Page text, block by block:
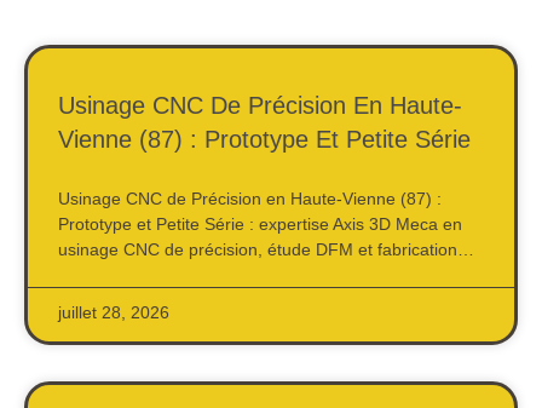
Usinage CNC De Précision En Haute-
Vienne (87) : Prototype Et Petite Série
Usinage CNC de Précision en Haute-Vienne (87) :
Prototype et Petite Série : expertise Axis 3D Meca en
usinage CNC de précision, étude DFM et fabrication…
juillet 28, 2026